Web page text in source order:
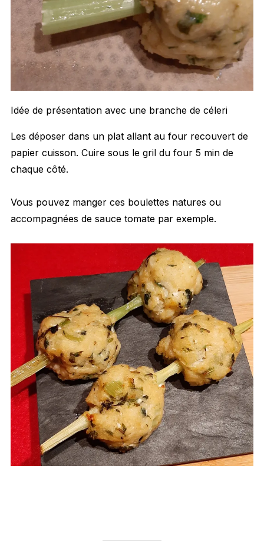
Idée de présentation avec une branche de céleri
Les déposer dans un plat allant au four recouvert de
papier cuisson. Cuire sous le gril du four 5 min de
chaque côté.
Vous pouvez manger ces boulettes natures ou
accompagnées de sauce tomate par exemple.